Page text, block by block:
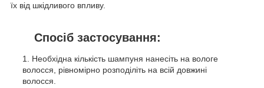
їх від шкідливого впливу.
Спосіб застосування:
Необхідна кількість шампуня нанесіть на вологе
волосся, рівномірно розподіліть на всій довжині
волосся.